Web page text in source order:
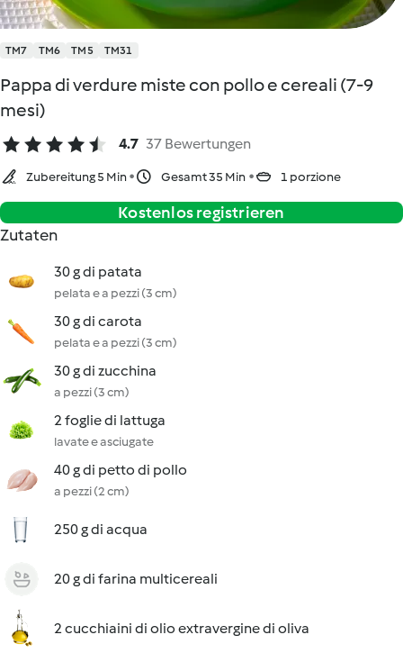
TM7 TM6 TM5 TM31
Pappa di verdure miste con pollo e cereali (7-9
mesi)
4.7 37 Bewertungen
Zubereitung 5 Min Gesamt 35 Min 1 porzione
Kostenlos registrieren
Zutaten
30 g di patata
pelata e a pezzi (3 cm)
30 g di carota
pelata e a pezzi (3 cm)
30 g di zucchina
a pezzi (3 cm)
2 foglie di lattuga
lavate e asciugate
40 g di petto di pollo
a pezzi (2 cm)
250 g di acqua
20 g di farina multicereali
2 cucchiaini di olio extravergine di oliva